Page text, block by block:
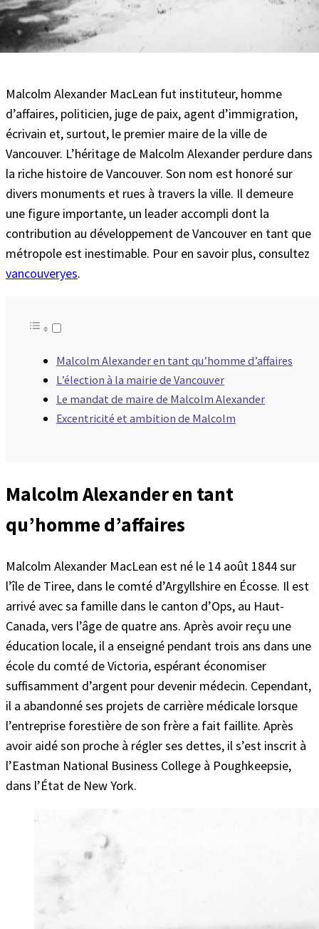
Malcolm Alexander MacLean fut instituteur, homme
d’affaires, politicien, juge de paix, agent d’immigration,
écrivain et, surtout, le premier maire de la ville de
Vancouver. L’héritage de Malcolm Alexander perdure dans
la riche histoire de Vancouver. Son nom est honoré sur
divers monuments et rues à travers la ville. Il demeure
une figure importante, un leader accompli dont la
contribution au développement de Vancouver en tant que
métropole est inestimable. Pour en savoir plus, consultez
vancouveryes.
Malcolm Alexander en tant qu’homme d’affaires
L’élection à la mairie de Vancouver
Le mandat de maire de Malcolm Alexander
Excentricité et ambition de Malcolm
Malcolm Alexander en tant
qu’homme d’affaires
Malcolm Alexander MacLean est né le 14 août 1844 sur
l’île de Tiree, dans le comté d’Argyllshire en Écosse. Il est
arrivé avec sa famille dans le canton d’Ops, au Haut-
Canada, vers l’âge de quatre ans. Après avoir reçu une
éducation locale, il a enseigné pendant trois ans dans une
école du comté de Victoria, espérant économiser
suffisamment d’argent pour devenir médecin. Cependant,
il a abandonné ses projets de carrière médicale lorsque
l’entreprise forestière de son frère a fait faillite. Après
avoir aidé son proche à régler ses dettes, il s’est inscrit à
l’Eastman National Business College à Poughkeepsie,
dans l’État de New York.